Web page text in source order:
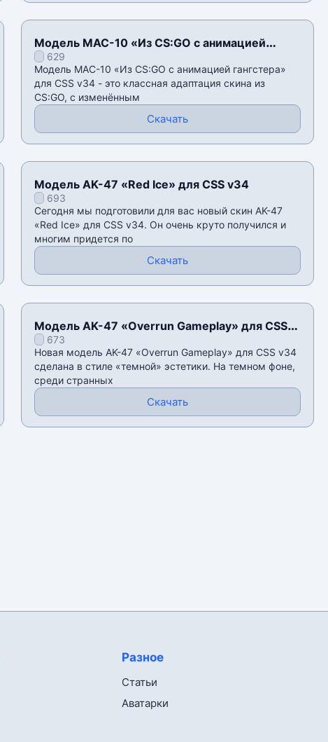
Модель MAC-10 «Из CS:GO с анимацией
гангстера» для CSS v34
629
Модель MAC-10 «Из CS:GO с анимацией гангстера»
для CSS v34 - это классная адаптация скина из
CS:GO, с изменённым
Скачать
Модель AK-47 «Red Ice» для CSS v34
693
Сегодня мы подготовили для вас новый скин AK-47
«Red Ice» для CSS v34. Он очень круто получился и
многим придется по
Скачать
Модель AK-47 «Overrun Gameplay» для CSS
v34673
Новая модель AK-47 «Overrun Gameplay» для CSS v34
сделана в стиле «темной» эстетики. На темном фоне,
среди странных
Скачать
Разное
Статьи
Аватарки